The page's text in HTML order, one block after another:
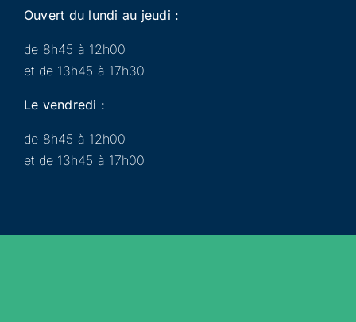
Ouvert du lundi au jeudi :
de 8h45 à 12h00
et de 13h45 à 17h30
Le vendredi :
de 8h45 à 12h00
et de 13h45 à 17h00